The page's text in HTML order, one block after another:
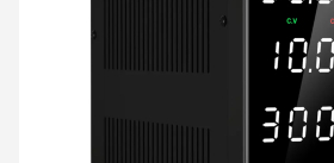
Генератор сигналов
Цифровой осциллограф